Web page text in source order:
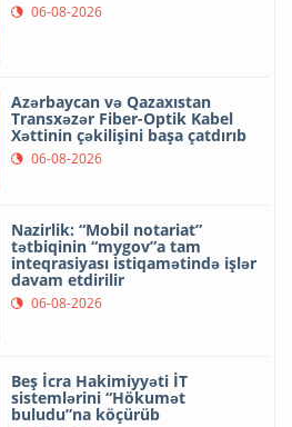
06-08-2026
Azərbaycan və Qazaxıstan
Transxəzər Fiber-Optik Kabel
Xəttinin çəkilişini başa çatdırıb
06-08-2026
Nazirlik: “Mobil notariat”
tətbiqinin “mygov”a tam
inteqrasiyası istiqamətində işlər
davam etdirilir
06-08-2026
Beş İcra Hakimiyyəti İT
sistemlərini “Hökumət
buludu”na köçürüb